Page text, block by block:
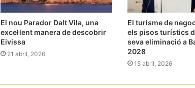
El nou Parador Dalt Vila, una
excel·lent manera de descobrir
Eivissa
21 abril, 2026
El turisme de
els pisos turístics
seva eliminació a
2028
15 abril, 2026